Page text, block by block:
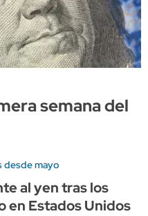
semana del
desde mayo
al yen tras los
en Estados Unidos